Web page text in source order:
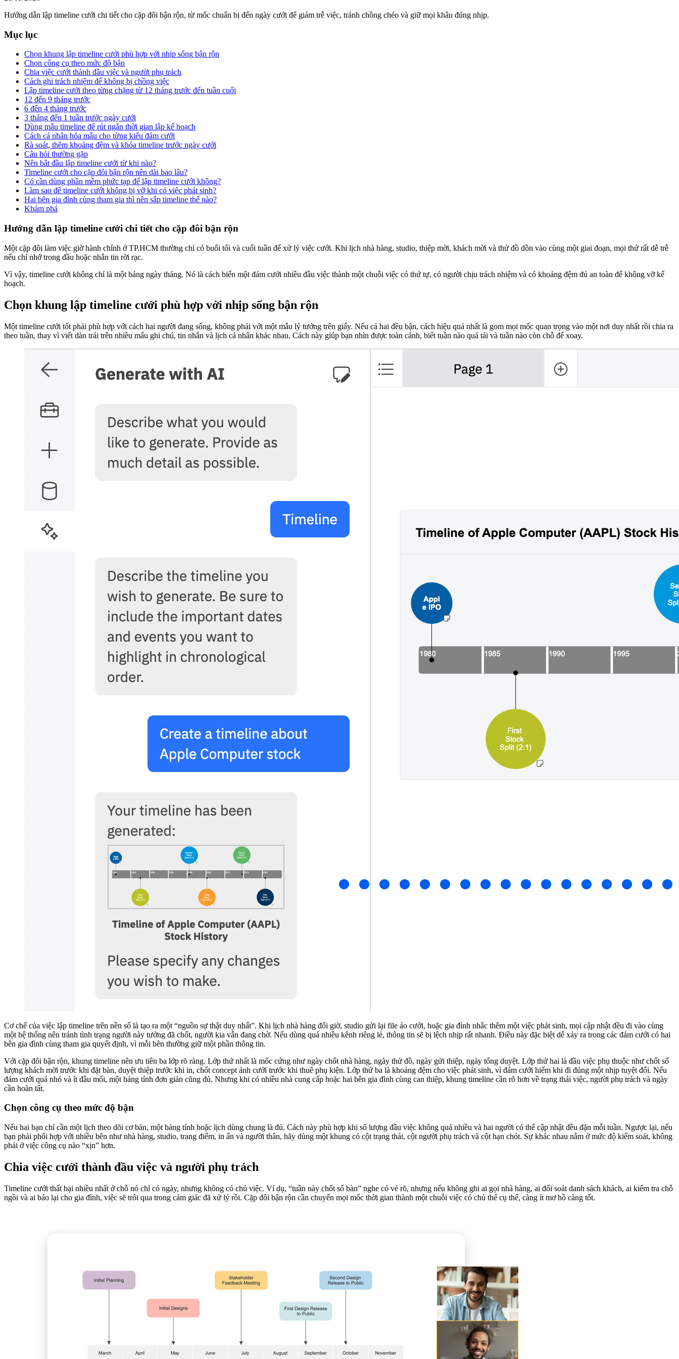
Hướng dẫn lập timeline cưới chi tiết cho cặp đôi bận rộn, từ mốc chuẩn bị đến ngày cưới để giảm trễ việc, tránh chồng chéo và giữ mọi khâu đúng nhịp.
Mục lục
Chọn khung lập timeline cưới phù hợp với nhịp sống bận rộn
Chọn công cụ theo mức độ bận
Chia việc cưới thành đầu việc và người phụ trách
Cách ghi trách nhiệm để không bị chồng việc
Lập timeline cưới theo từng chặng từ 12 tháng trước đến tuần cuối
12 đến 9 tháng trước
6 đến 4 tháng trước
3 tháng đến 1 tuần trước ngày cưới
Dùng mẫu timeline để rút ngắn thời gian lập kế hoạch
Cách cá nhân hóa mẫu cho từng kiểu đám cưới
Rà soát, thêm khoảng đệm và khóa timeline trước ngày cưới
Câu hỏi thường gặp
Nên bắt đầu lập timeline cưới từ khi nào?
Timeline cưới cho cặp đôi bận rộn nên dài bao lâu?
Có cần dùng phần mềm phức tạp để lập timeline cưới không?
Làm sao để timeline cưới không bị vỡ khi có việc phát sinh?
Hai bên gia đình cùng tham gia thì nên sắp timeline thế nào?
Khám phá
Hướng dẫn lập timeline cưới chi tiết cho cặp đôi bận rộn
Một cặp đôi làm việc giờ hành chính ở TP.HCM thường chỉ có buổi tối và cuối tuần để xử lý việc cưới. Khi lịch nhà hàng, studio, thiệp mời, khách mời và thử đồ dồn vào cùng một giai đoạn, mọi thứ rất dễ trễ
nếu chỉ nhớ trong đầu hoặc nhắn tin rời rạc.
Vì vậy, timeline cưới không chỉ là một bảng ngày tháng. Nó là cách biến một đám cưới nhiều đầu việc thành một chuỗi việc có thứ tự, có người chịu trách nhiệm và có khoảng đệm đủ an toàn để không vỡ kế
hoạch.
Chọn khung lập timeline cưới phù hợp với nhịp sống bận rộn
Một timeline cưới tốt phải phù hợp với cách hai người đang sống, không phải với một mẫu lý tưởng trên giấy. Nếu cả hai đều bận, cách hiệu quả nhất là gom mọi mốc quan trọng vào một nơi duy nhất rồi chia ra
theo tuần, thay vì viết dàn trải trên nhiều mẩu ghi chú, tin nhắn và lịch cá nhân khác nhau. Cách này giúp bạn nhìn được toàn cảnh, biết tuần nào quá tải và tuần nào còn chỗ để xoay.
Cơ chế của việc lập timeline trên nền số là tạo ra một “nguồn sự thật duy nhất”. Khi lịch nhà hàng đổi giờ, studio gửi lại file áo cưới, hoặc gia đình nhắc thêm một việc phát sinh, mọi cập nhật đều đi vào cùng
một hệ thống nên tránh tình trạng người này tưởng đã chốt, người kia vẫn đang chờ. Nếu dùng quá nhiều kênh riêng lẻ, thông tin sẽ bị lệch nhịp rất nhanh. Điều này đặc biệt dễ xảy ra trong các đám cưới có hai
bên gia đình cùng tham gia quyết định, vì mỗi bên thường giữ một phần thông tin.
Với cặp đôi bận rộn, khung timeline nên ưu tiên ba lớp rõ ràng. Lớp thứ nhất là mốc cứng như ngày chốt nhà hàng, ngày thử đồ, ngày gửi thiệp, ngày tổng duyệt. Lớp thứ hai là đầu việc phụ thuộc như chốt số
lượng khách mời trước khi đặt bàn, duyệt thiệp trước khi in, chốt concept ảnh cưới trước khi thuê phụ kiện. Lớp thứ ba là khoảng đệm cho việc phát sinh, vì đám cưới hiếm khi đi đúng một nhịp tuyệt đối. Nếu
đám cưới quá nhỏ và ít đầu mối, một bảng tính đơn giản cũng đủ. Nhưng khi có nhiều nhà cung cấp hoặc hai bên gia đình cùng can thiệp, khung timeline cần rõ hơn về trạng thái việc, người phụ trách và ngày
cần hoàn tất.
Chọn công cụ theo mức độ bận
Nếu hai bạn chỉ cần một lịch theo dõi cơ bản, một bảng tính hoặc lịch dùng chung là đủ. Cách này phù hợp khi số lượng đầu việc không quá nhiều và hai người có thể cập nhật đều đặn mỗi tuần. Ngược lại, nếu
bạn phải phối hợp với nhiều bên như nhà hàng, studio, trang điểm, in ấn và người thân, hãy dùng một khung có cột trạng thái, cột người phụ trách và cột hạn chót. Sự khác nhau nằm ở mức độ kiểm soát, không
phải ở việc công cụ nào “xịn” hơn.
Chia việc cưới thành đầu việc và người phụ trách
Timeline cưới thất bại nhiều nhất ở chỗ nó chỉ có ngày, nhưng không có chủ việc. Ví dụ, “tuần này chốt số bàn” nghe có vẻ rõ, nhưng nếu không ghi ai gọi nhà hàng, ai đối soát danh sách khách, ai kiểm tra chỗ
ngồi và ai báo lại cho gia đình, việc sẽ trôi qua trong cảm giác đã xử lý rồi. Cặp đôi bận rộn cần chuyển mọi mốc thời gian thành một chuỗi việc có chủ thể cụ thể, càng ít mơ hồ càng tốt.